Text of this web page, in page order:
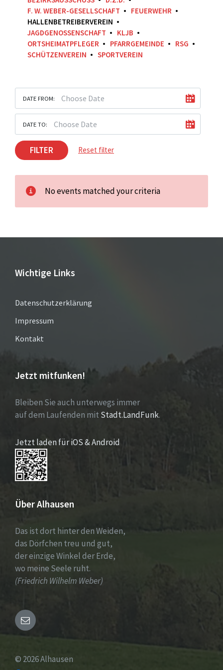
F. W. WEBER-GESELLSCHAFT
FEUERWEHR
HALLENBETREIBERVEREIN
JAGDGENOSSENSCHAFT
KLJB
ORTSHEIMATPFLEGER
PFARRGEMEINDE
RSG
SCHÜTZENVEREIN
SPORTVEREIN
DATE FROM:
DATE TO:
FILTER Reset filter
No events matched your criteria
Wichtige Links
Datenschutzerklärung
Impressum
Kontakt
Jetzt mitfunken!
Bleiben Sie auch unterwegs immer
auf dem Laufenden mit Stadt.LandFunk.
Jetzt laden für iOS & Android
Über Alhausen
Das ist dort hinter den Weiden,
das Dörfchen treu und gut,
der einzige Winkel der Erde,
wo meine Seele ruht.
(Friedrich Wilhelm Weber)
Email
© 2026 Alhausen